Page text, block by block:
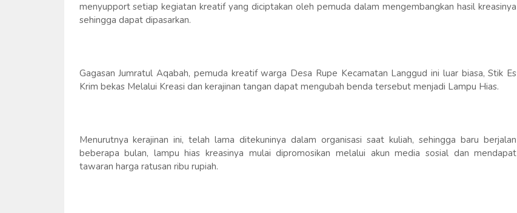
menyupport setiap kegiatan kreatif yang diciptakan oleh pemuda dalam mengembangkan hasil kreasinya
sehingga dapat dipasarkan.
Gagasan Jumratul Aqabah, pemuda kreatif warga Desa Rupe Kecamatan Langgud ini luar biasa, Stik Es
Krim bekas Melalui Kreasi dan kerajinan tangan dapat mengubah benda tersebut menjadi Lampu Hias.
Menurutnya kerajinan ini, telah lama ditekuninya dalam organisasi saat kuliah, sehingga baru berjalan
beberapa bulan, lampu hias kreasinya mulai dipromosikan melalui akun media sosial dan mendapat
tawaran harga ratusan ribu rupiah.